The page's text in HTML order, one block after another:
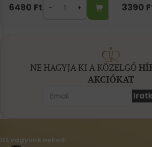
6490 Ft 3390
NE HAGYJA KI A KÖZELGŐ
AKCIÓKAT
Itt vagyunk neked: